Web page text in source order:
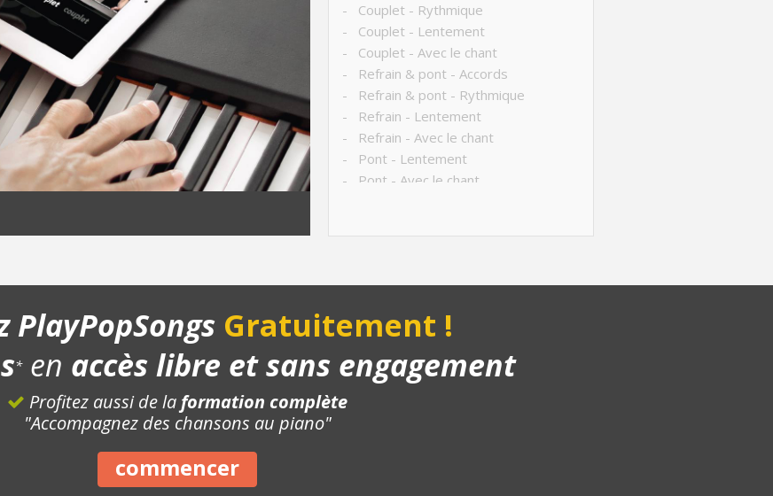
- Couplet - Rythmique
- Couplet - Lentement
- Couplet - Avec le chant
- Refrain & pont - Accords
- Refrain & pont - Rythmique
- Refrain - Lentement
- Refrain - Avec le chant
- Pont - Lentement
- Pont - Avec le chant
PlayPopSongs Gratuitement !
*en accès libre et sans engagement
Profitez aussi de la formation complète
"Accompagnez des chansons au piano"
commencer